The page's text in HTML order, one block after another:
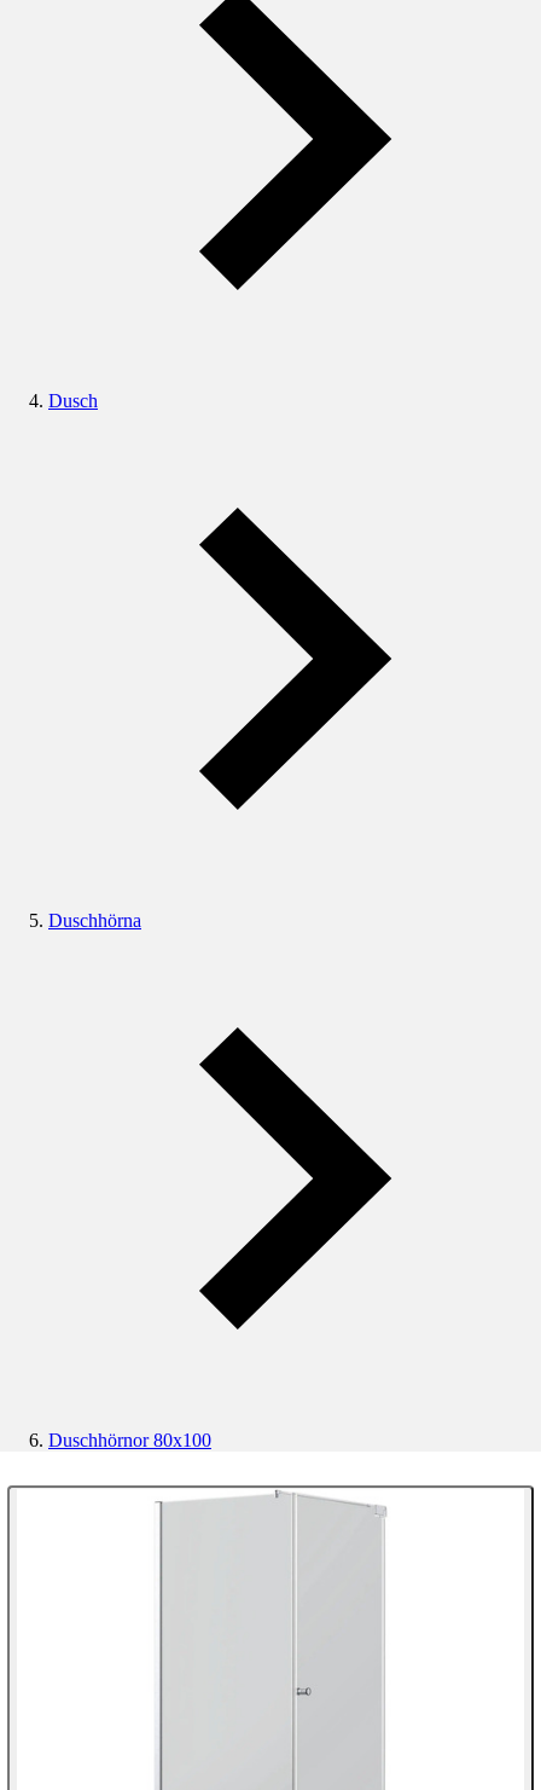
Dusch
Duschhörna
Duschhörnor 80x100